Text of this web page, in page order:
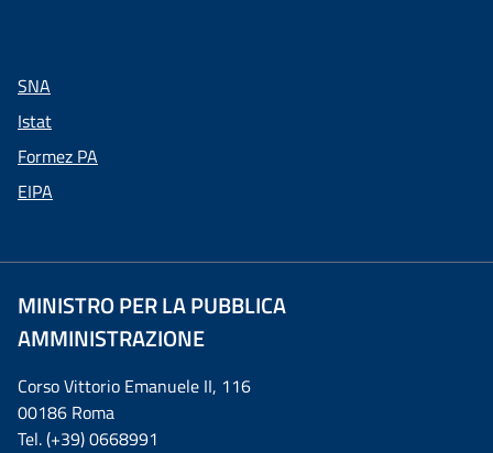
SNA
Istat
Formez PA
EIPA
MINISTRO PER LA PUBBLICA
AMMINISTRAZIONE
Corso Vittorio Emanuele II, 116
00186 Roma
Tel. (+39) 0668991